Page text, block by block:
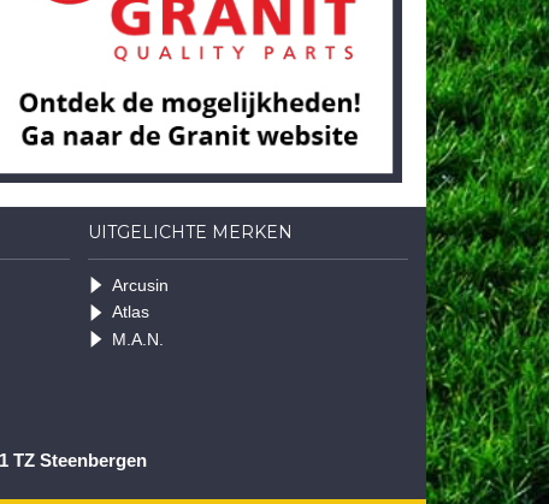
UITGELICHTE MERKEN
Arcusin
Atlas
M.A.N.
TZ Steenbergen